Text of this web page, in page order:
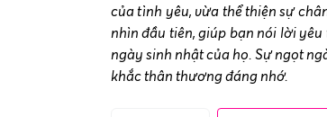
của tình yêu, vừa thể thiện sự
nhìn đầu tiên, giúp bạn nói lời
ngày sinh nhật của họ. Sự ngọt
khắc thân thương đáng nhớ.